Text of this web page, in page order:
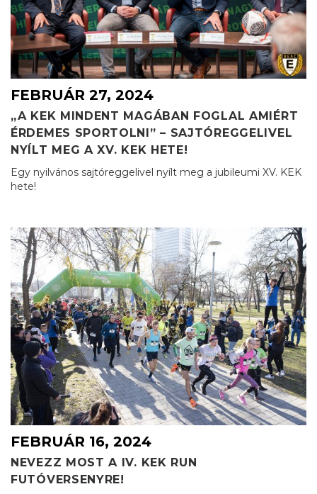
FEBRUÁR 27, 2024
„A KEK MINDENT MAGÁBAN FOGLAL AMIÉRT
ÉRDEMES SPORTOLNI” – SAJTÓREGGELIVEL
NYÍLT MEG A XV. KEK HETE!
Egy nyilvános sajtóreggelivel nyílt meg a jubileumi XV. KEK
hete!
FEBRUÁR 16, 2024
NEVEZZ MOST A IV. KEK RUN
FUTÓVERSENYRE!